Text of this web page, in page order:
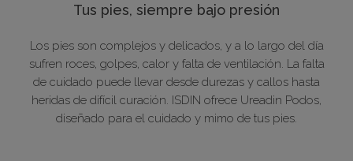
Tus pies, siempre bajo presión
Los pies son complejos y delicados, y a lo largo del día
sufren roces, golpes, calor y falta de ventilación. La falta
de cuidado puede llevar desde durezas y callos hasta
heridas de difícil curación. ISDIN ofrece Ureadin Podos,
diseñado para el cuidado y mimo de tus pies.